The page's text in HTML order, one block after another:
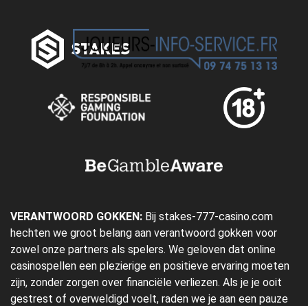
VERANTWOORD GOKKEN: Bij stakes-777-casino.com
hechten we groot belang aan verantwoord gokken voor
zowel onze partners als spelers. We geloven dat online
casinospellen een plezierige en positieve ervaring moeten
zijn, zonder zorgen over financiële verliezen. Als je je ooit
gestrest of overweldigd voelt, raden we je aan een pauze